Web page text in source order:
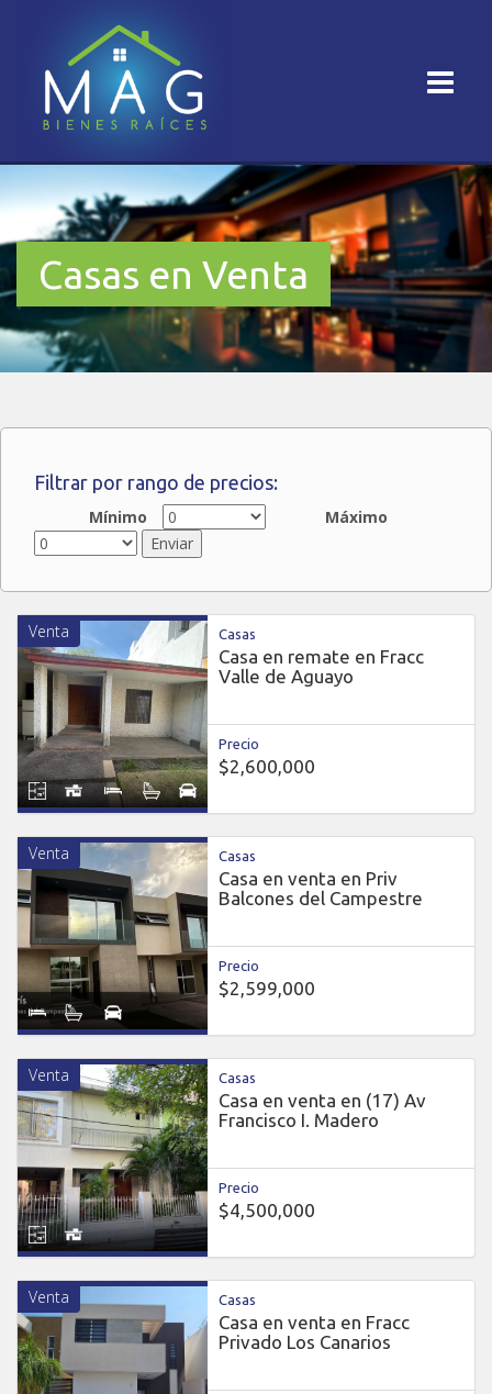
Casas en Venta
Filtrar por rango de precios:
Mínimo Máximo
Venta Casas
Casa en remate en Fracc
Valle de Aguayo
Precio
$2,600,000
Venta Casas
Casa en venta en Priv
Balcones del Campestre
Precio
$2,599,000
Venta Casas
Casa en venta en (17) Av
Francisco I. Madero
Precio
$4,500,000
Venta Casas
Casa en venta en Fracc
Privado Los Canarios